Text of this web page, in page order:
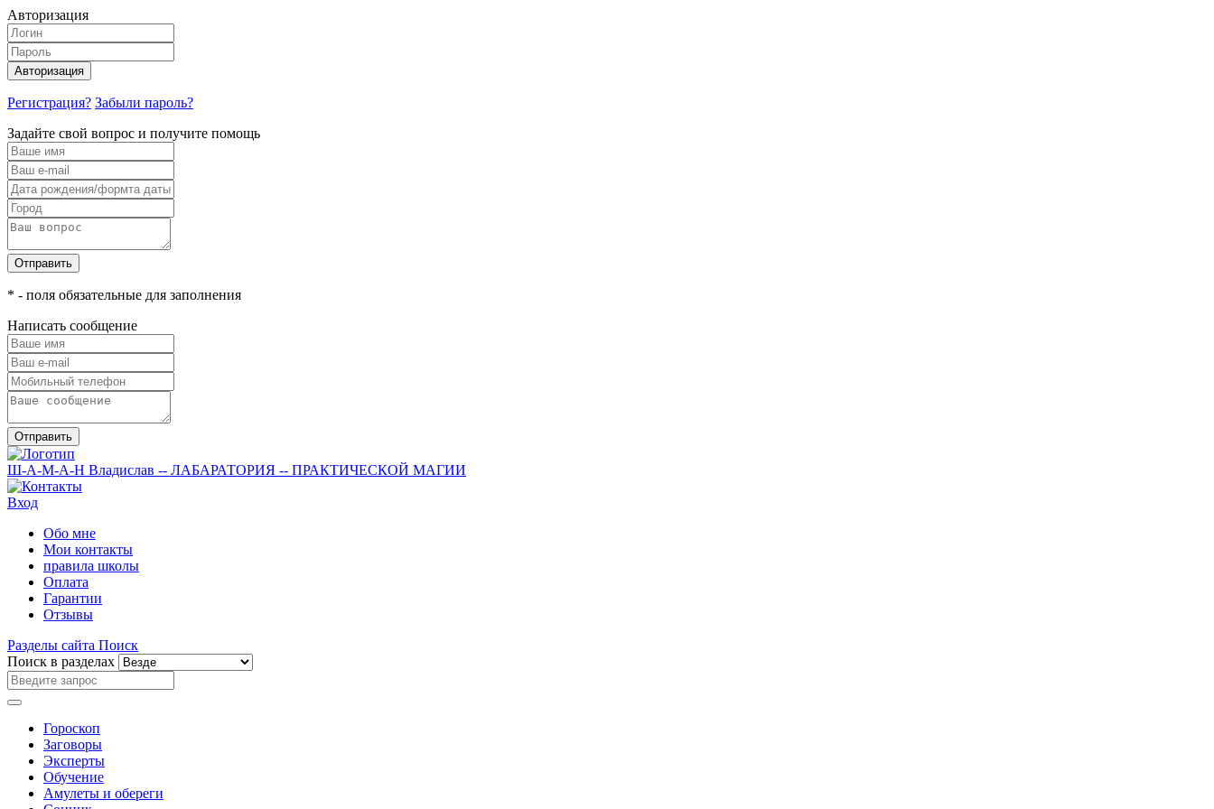
Авторизация
Авторизация
Регистрация? Забыли пароль?
Задайте свой вопрос и получите помощь
Отправить
* - поля обязательные для заполнения
Написать сообщение
Отправить
Ш-А-М-А-Н Владислав -- ЛАБАРАТОРИЯ -- ПРАКТИЧЕСКОЙ МАГИИ
Вход
Обо мне
Мои контакты
правила школы
Оплата
Гарантии
Отзывы
Разделы сайта Поиск
Поиск в разделах
Гороскоп
Заговоры
Эксперты
Обучение
Амулеты и обереги